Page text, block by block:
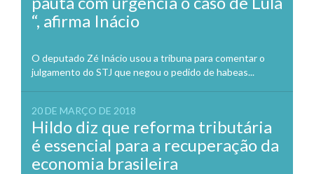
“, afirma Inácio
O deputado Zé Inácio usou a tribuna para comentar o
julgamento do STJ que negou o pedido de habeas...
20 DE MARÇO DE 2018
Hildo diz que reforma tributária
é essencial para a recuperação da
economia brasileira